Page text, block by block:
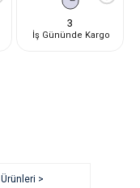
3
İş Gününde Kargo
Ürünleri >